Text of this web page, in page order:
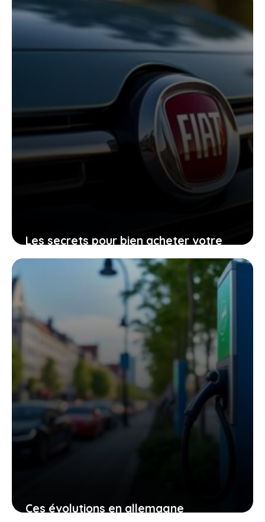
voici ce que vous devez savoir
6 mai 2026
Les secrets pour bien acheter votre
Fiat 128 Station Wagon et profiter d’un
classique inoubliable
Ces évolutions en allemagne